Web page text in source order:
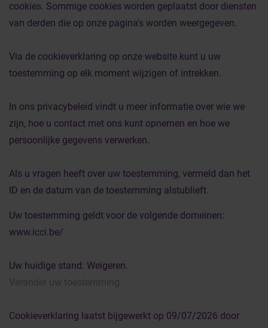
cookies. Sommige cookies worden geplaatst door diensten
van derden die op onze pagina's worden weergegeven.
Via de cookieverklaring op onze website kunt u uw
toestemming op elk moment wijzigen of intrekken.
In ons privacybeleid vindt u meer informatie over wie we
zijn, hoe u contact met ons kunt opnemen en hoe we
persoonlijke gegevens verwerken.
Als u vragen heeft over uw toestemming, vermeld dan het
ID en de datum van de toestemming alstublieft.
Uw toestemming geldt voor de volgende domeinen:
www.icci.be/
Uw huidige stand: Weigeren.
Verander uw toestemming
Cookieverklaring laatst bijgewerkt op 09/07/2026 door